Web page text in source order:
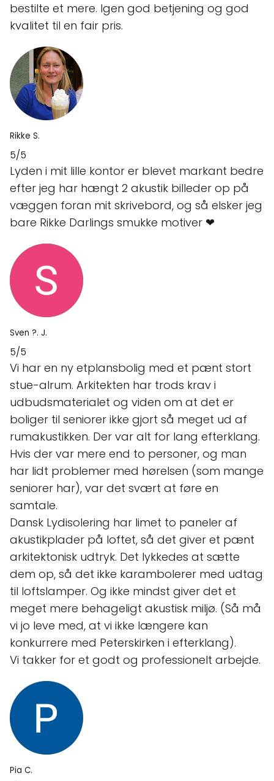
bestilte et mere. Igen god betjening og god
kvalitet til en fair pris.
Rikke S.
5/5
Lyden i mit lille kontor er blevet markant bedre
efter jeg har hængt 2 akustik billeder op på
væggen foran mit skrivebord, og så elsker jeg
bare Rikke Darlings smukke motiver ❤
Sven ?. J.
5/5
Vi har en ny etplansbolig med et pænt stort
stue-alrum. Arkitekten har trods krav i
udbudsmaterialet og viden om at det er
boliger til seniorer ikke gjort så meget ud af
rumakustikken. Der var alt for lang efterklang.
Hvis der var mere end to personer, og man
har lidt problemer med hørelsen (som mange
seniorer har), var det svært at føre en
samtale.
Dansk Lydisolering har limet to paneler af
akustikplader på loftet, så det giver et pænt
arkitektonisk udtryk. Det lykkedes at sætte
dem op, så det ikke karambolerer med udtag
til loftslamper. Og ikke mindst giver det et
meget mere behageligt akustisk miljø. (Så må
vi jo leve med, at vi ikke længere kan
konkurrere med Peterskirken i efterklang).
Vi takker for et godt og professionelt arbejde.
Pia C.